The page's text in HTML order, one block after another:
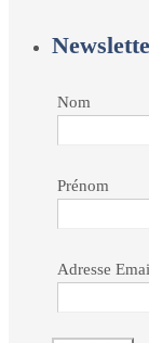
Nom
Prénom
Adresse